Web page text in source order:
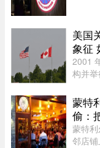
旨在
美国
象征
2001
构并
曼省
示：“
蒙特
偷：
蒙特
邻店